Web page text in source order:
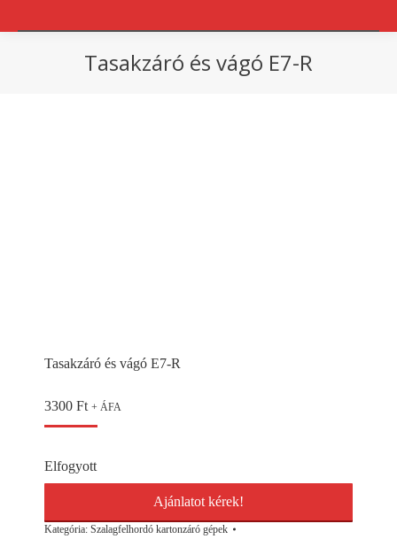
Tasakzáró és vágó E7-R
Tasakzáró és vágó E7-R
3300 Ft + ÁFA
Elfogyott
Ajánlatot kérek!
Kategória: Szalagfelhordó kartonzáró gépek